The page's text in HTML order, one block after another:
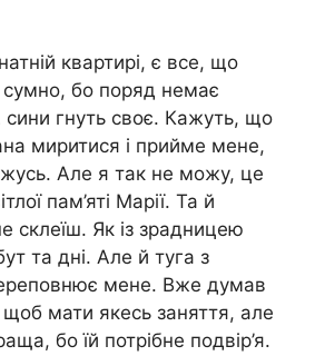
квартирі, є все, що
сумно, бо поряд немає
сини гнуть своє. Кажуть, що
миритися і прийме мене,
Але я так не можу, це
пам’яті Марії. Та й
склеїш. Як із зрадницею
та дні. Але й туга з
мене. Вже думав
щоб мати якесь заняття, але
бо їй потрібне подвір’я.